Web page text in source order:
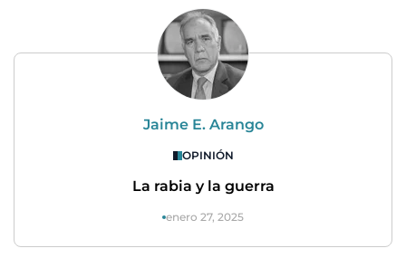
Jaime E. Arango
OPINIÓN
La rabia y la guerra
enero 27, 2025